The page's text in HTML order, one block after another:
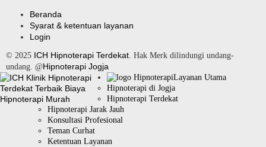
Beranda
Syarat & ketentuan layanan
Login
© 2025 ICH Hipnoterapi Terdekat . Hak Merk dilindungi undang-
undang. @Hipnoterapi Jogja
Layanan Utama
Hipnoterapi di Jogja
Hipnoterapi Terdekat
Hipnoterapi Jarak Jauh
Konsultasi Profesional
Teman Curhat
Ketentuan Layanan